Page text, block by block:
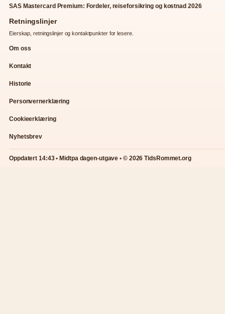
SAS Mastercard Premium: Fordeler, reiseforsikring og kostnad 2026
Retningslinjer
Eierskap, retningslinjer og kontaktpunkter for lesere.
Om oss
Kontakt
Historie
Personvernerklæring
Cookieerklæring
Nyhetsbrev
Oppdatert 14:43 • Midtpa dagen-utgave • © 2026 TidsRommet.org